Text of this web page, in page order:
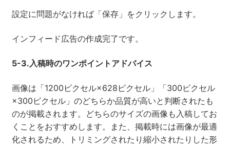
設定に問題がなければ「保存」をクリックします。
インフィード広告の作成完了です。
5-3.入稿時のワンポイントアドバイス
画像は「1200ピクセル×628ピクセル」「300ピクセル
×300ピクセル」のどちらか品質が高いと判断されたも
のが掲載されます。どちらのサイズの画像も入稿してお
くことをおすすめします。また、掲載時には画像が最適
化されるため、トリミングされたり縮小されたりした形